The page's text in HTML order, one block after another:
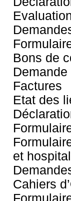
Bons de
Factures
Etat des
et
Cahiers